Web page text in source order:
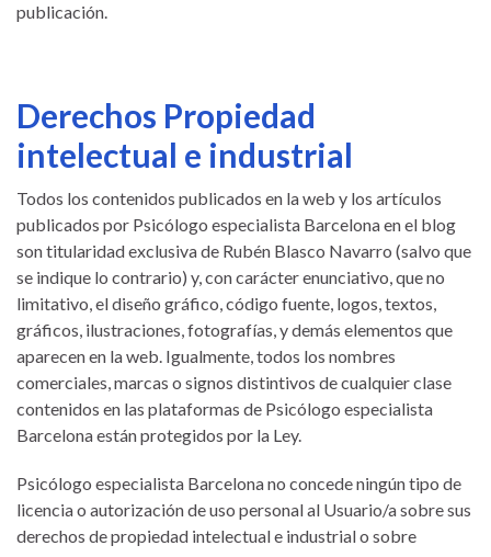
publicación.
Derechos Propiedad
intelectual e industrial
Todos los contenidos publicados en la web y los artículos
publicados por Psicólogo especialista Barcelona en el blog
son titularidad exclusiva de Rubén Blasco Navarro (salvo que
se indique lo contrario) y, con carácter enunciativo, que no
limitativo, el diseño gráfico, código fuente, logos, textos,
gráficos, ilustraciones, fotografías, y demás elementos que
aparecen en la web. Igualmente, todos los nombres
comerciales, marcas o signos distintivos de cualquier clase
contenidos en las plataformas de Psicólogo especialista
Barcelona están protegidos por la Ley.
Psicólogo especialista Barcelona no concede ningún tipo de
licencia o autorización de uso personal al Usuario/a sobre sus
derechos de propiedad intelectual e industrial o sobre